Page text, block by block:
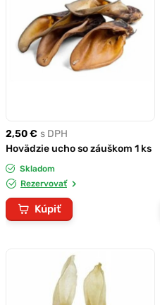
2,50 € s DPH
Hovädzie ucho so záuškom 1 ks
Skladom
Rezervovať
Kúpiť